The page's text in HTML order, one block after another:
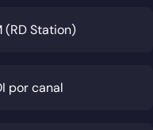
(RD Station)
por canal